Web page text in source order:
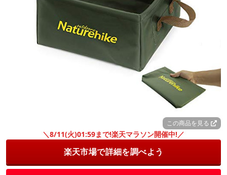
この商品を見る
＼8/11(火)01:59まで!楽天マラソン開催中!／
楽天市場で詳細を調べよう